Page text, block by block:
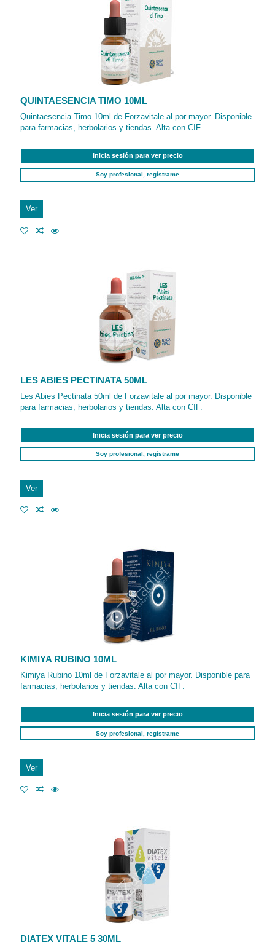
QUINTAESENCIA TIMO 10ML
Quintaesencia Timo 10ml de Forzavitale al por mayor. Disponible
para farmacias, herbolarios y tiendas. Alta con CIF.
Inicia sesión para ver precio
Soy profesional, regístrame
Ver
LES ABIES PECTINATA 50ML
Les Abies Pectinata 50ml de Forzavitale al por mayor. Disponible
para farmacias, herbolarios y tiendas. Alta con CIF.
Inicia sesión para ver precio
Soy profesional, regístrame
Ver
KIMIYA RUBINO 10ML
Kimiya Rubino 10ml de Forzavitale al por mayor. Disponible para
farmacias, herbolarios y tiendas. Alta con CIF.
Inicia sesión para ver precio
Soy profesional, regístrame
Ver
DIATEX VITALE 5 30ML